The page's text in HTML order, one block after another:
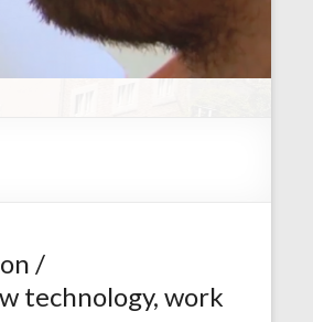
/
technology, work